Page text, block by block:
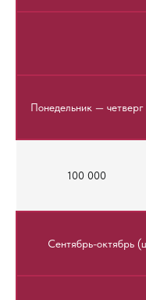
Понедельник — четверг
100 000
Сентябрь-октябрь